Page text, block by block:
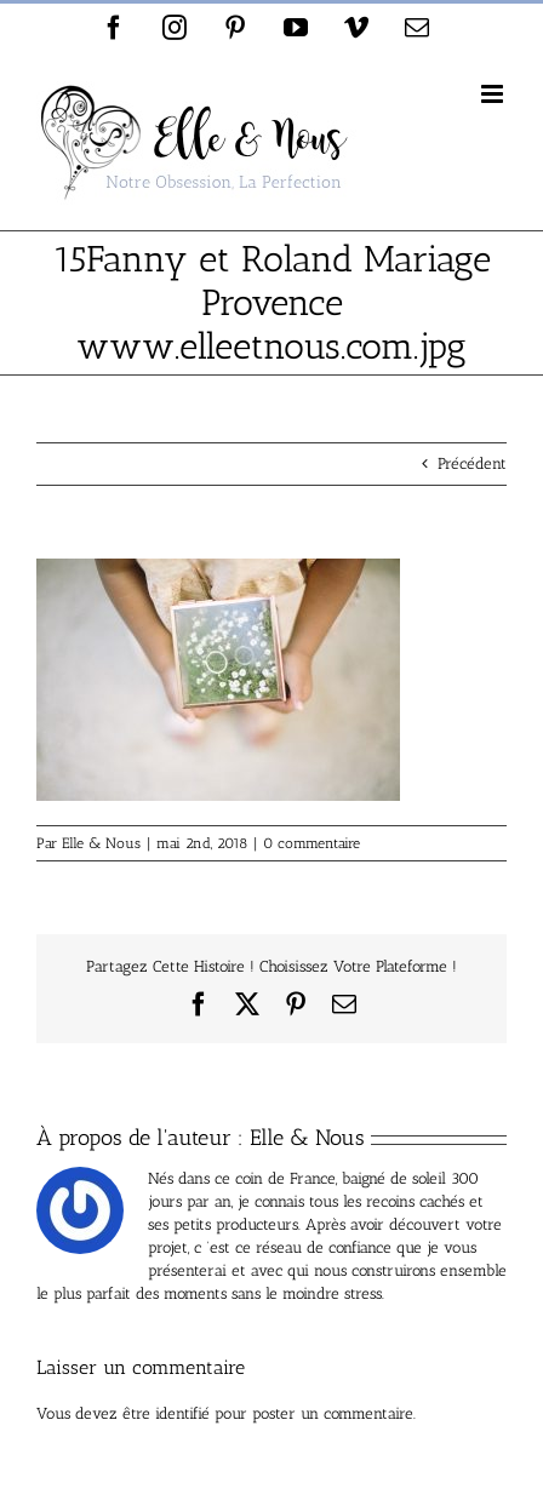
FacebookInstagramPinterestYouTubeVimeoEmail
15Fanny et Roland Mariage
Provence
www.elleetnous.com.jpg
Précédent
Par Elle & Nous mai 2nd, 2018 0 commentaire
Partagez Cette Histoire ! Choisissez Votre Plateforme !
Facebook Pinterest
Email
À propos de l'auteur : Elle & Nous
Nés dans ce coin de France, baigné de soleil 300
jours par an, je connais tous les recoins cachés et
ses petits producteurs. Après avoir découvert votre
projet, c ’est ce réseau de confiance que je vous
présenterai et avec qui nous construirons ensemble
le plus parfait des moments sans le moindre stress.
Laisser un commentaire
Vous devez être identifié pour poster un commentaire.